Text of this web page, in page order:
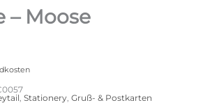
– Moose
Stationery Gruß- & Postkarten